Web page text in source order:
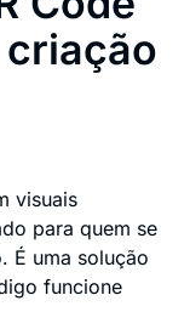
visuais
para quem se
É uma solução
funcione